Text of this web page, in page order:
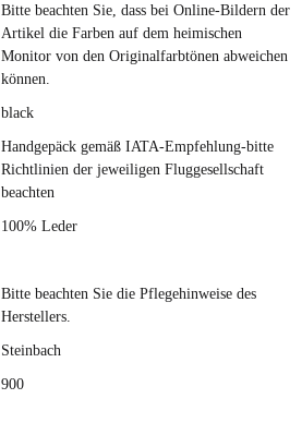
Bitte beachten Sie, dass bei Online-Bildern der
Artikel die Farben auf dem heimischen
Monitor von den Originalfarbtönen abweichen
können.
black
Handgepäck gemäß IATA-Empfehlung-bitte
Richtlinien der jeweiligen Fluggesellschaft
beachten
100% Leder
Bitte beachten Sie die Pflegehinweise des
Herstellers.
Steinbach
900